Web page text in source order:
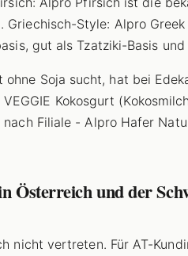
Griechisch-Style: Alpro
gut als Tzatziki-Basis
ohne Soja sucht, hat bei
VEGGIE Kokosgurt
nach Filiale - Alpro Hafer
Österreich und der
nicht vertreten. Für AT-